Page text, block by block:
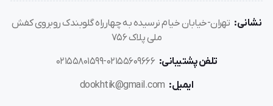
آموزش استفاده از پایه دوخت الیک ظریف
چرخ را خاموش و پایه فعلی را باز کنید.
نشانی: تهران-خیابان خیام نرسیده به چهارراه گلوبندک روبروی کفش
ملی پلاک 756
تلفن پشتیبانی: 02155609666-02155801599
ایمیل: dookhtik@gmail.com